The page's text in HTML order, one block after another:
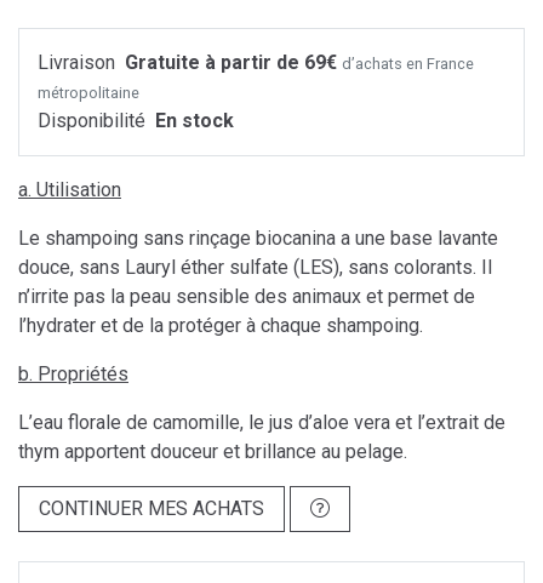
Livraison Gratuite à partir de 69€ d’achats en France
métropolitaine
Disponibilité En stock
a. Utilisation
Le shampoing sans rinçage biocanina a une base lavante
douce, sans Lauryl éther sulfate (LES), sans colorants. Il
n’irrite pas la peau sensible des animaux et permet de
l’hydrater et de la protéger à chaque shampoing.
b. Propriétés
L’eau florale de camomille, le jus d’aloe vera et l’extrait de
thym apportent douceur et brillance au pelage.
CONTINUER MES ACHATS